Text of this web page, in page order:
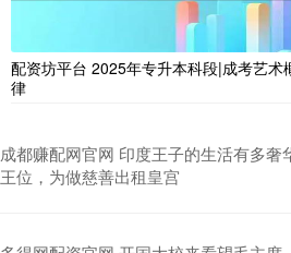
配资坊平台 2025年专升本科段|成考艺
律
成都赚配网官网 印度王子的生活有多奢
王位，为做慈善出租皇宫